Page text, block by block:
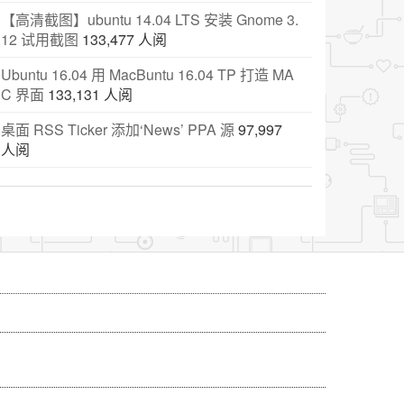
【高清截图】ubuntu 14.04 LTS 安装 Gnome 3.
12 试用截图 133,477 人阅
Ubuntu 16.04 用 MacBuntu 16.04 TP 打造 MA
C 界面 133,131 人阅
桌面 RSS Ticker 添加‘News’ PPA 源97,997
人阅